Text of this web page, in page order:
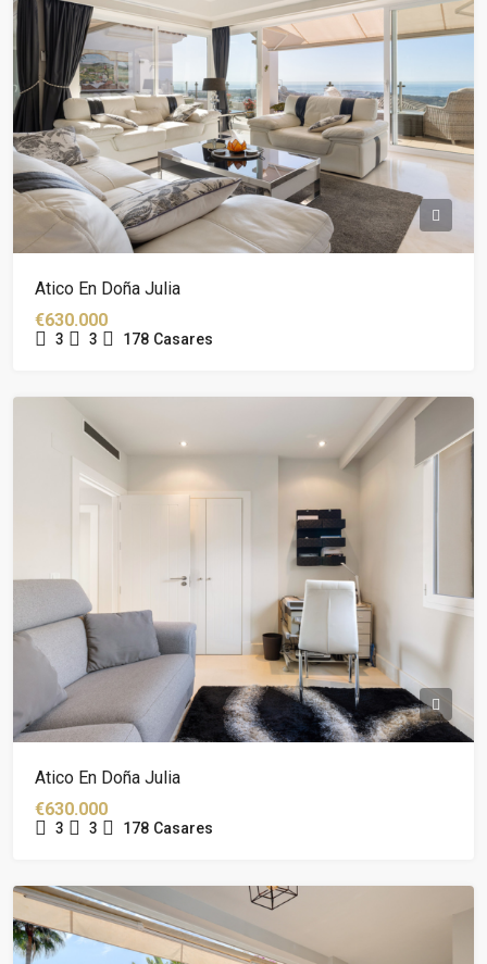
Atico En Doña Julia
€630.000
3 3 178 Casares
Atico En Doña Julia
€630.000
3 3 178 Casares